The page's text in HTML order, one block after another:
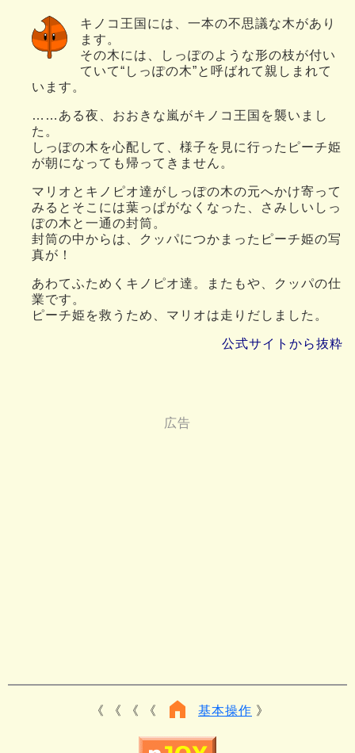
キノコ王国には、一本の不思議な木があり
ます。
その木には、しっぽのような形の枝が付い
ていて“しっぽの木”と呼ばれて親しまれて
います。
……ある夜、おおきな嵐がキノコ王国を襲いまし
た。
しっぽの木を心配して、様子を見に行ったピーチ姫
が朝になっても帰ってきません。
マリオとキノピオ達がしっぽの木の元へかけ寄って
みるとそこには葉っぱがなくなった、さみしいしっ
ぽの木と一通の封筒。
封筒の中からは、クッパにつかまったピーチ姫の写
真が！
あわてふためくキノピオ達。またもや、クッパの仕
業です。
ピーチ姫を救うため、マリオは走りだしました。
公式サイトから抜粋
《 《 《 基本操作